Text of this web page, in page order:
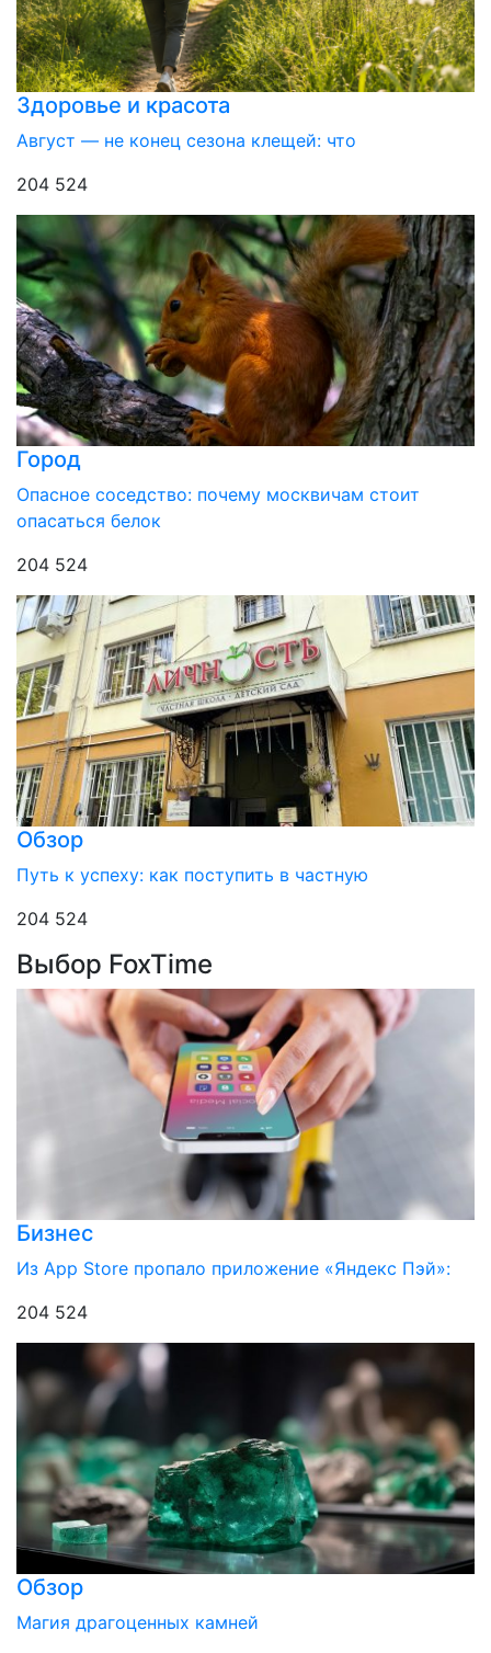
Здоровье и красота
Август — не конец сезона клещей: что
204 524
Город
Опасное соседство: почему москвичам стоит
опасаться белок
204 524
Обзор
Путь к успеху: как поступить в частную
204 524
Выбор FoxTime
Бизнес
Из App Store пропало приложение «Яндекс Пэй»:
204 524
Обзор
Магия драгоценных камней